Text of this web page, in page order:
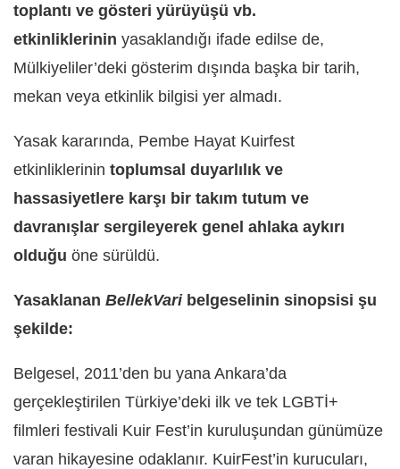
toplantı ve gösteri yürüyüşü vb.
etkinliklerinin yasaklandığı ifade edilse de,
Mülkiyeliler’deki gösterim dışında başka bir tarih,
mekan veya etkinlik bilgisi yer almadı.
Yasak kararında, Pembe Hayat Kuirfest
etkinliklerinin toplumsal duyarlılık ve
hassasiyetlere karşı bir takım tutum ve
davranışlar sergileyerek genel ahlaka aykırı
olduğu öne sürüldü.
Yasaklanan BellekVaribelgeselinin sinopsisi şu
şekilde:
Belgesel, 2011’den bu yana Ankara’da
gerçekleştirilen Türkiye’deki ilk ve tek LGBTİ+
filmleri festivali Kuir Fest’in kuruluşundan günümüze
varan hikayesine odaklanır. KuirFest’in kurucuları,